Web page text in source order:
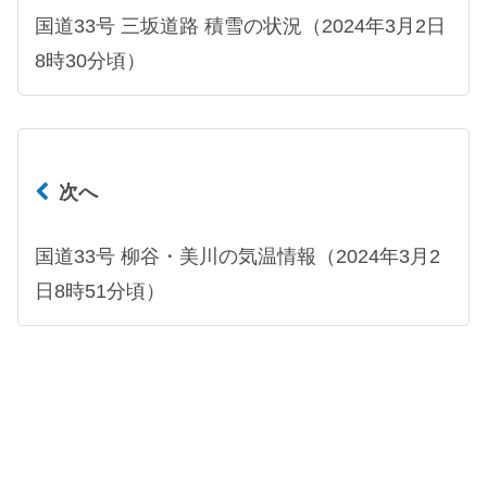
国道33号 三坂道路 積雪の状況（2024年3月2日
8時30分頃）
次へ
国道33号 柳谷・美川の気温情報（2024年3月2
日8時51分頃）